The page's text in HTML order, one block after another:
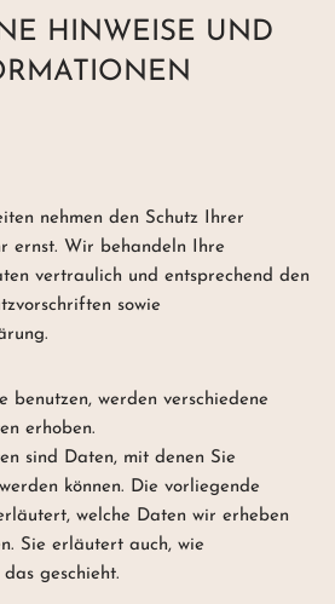
HINWEISE UND
nehmen den Schutz Ihrer
ernst. Wir behandeln Ihre
vertraulich und entsprechend den
sowie
benutzen, werden verschiedene
erhoben.
sind Daten, mit denen Sie
können. Die vorliegende
welche Daten wir erheben
Sie erläutert auch, wie
geschieht.